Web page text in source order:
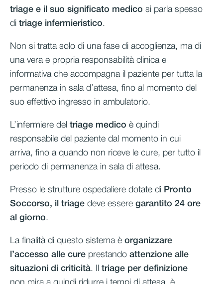
triage e il suo significato medico si parla spesso
di triage infermieristico.
Non si tratta solo di una fase di accoglienza, ma di
una vera e propria responsabilità clinica e
informativa che accompagna il paziente per tutta la
permanenza in sala d’attesa, fino al momento del
suo effettivo ingresso in ambulatorio.
L’infermiere del triage medico è quindi
responsabile del paziente dal momento in cui
arriva, fino a quando non riceve le cure, per tutto il
periodo di permanenza in sala di attesa.
Presso le strutture ospedaliere dotate di Pronto
Soccorso, il triage deve essere garantito 24 ore
al giorno.
La finalità di questo sistema è organizzare
l’accesso alle cure prestando attenzione alle
situazioni di criticità. Il triage per definizione